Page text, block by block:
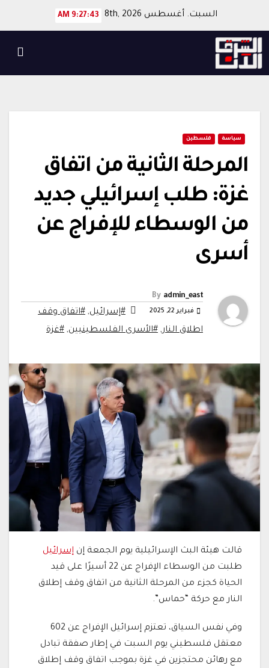
content
السبت. أغسطس 8th, 2026 9:27:43 AM
سياسة فلسطين
المرحلة الثانية من اتفاق
غزة: طلب إسرائيلي جديد
من الوسطاء للإفراج عن
أسرى
By admin_east
فبراير 22, 2025 #إسرائيل, #اتفاق وقف
اطلاق النار, #الأسرى الفلسطينيين, #غزة
قالت هيئة البث الإسرائيلية يوم الجمعة إن إسرائيل
طلبت من الوسطاء الإفراج عن 22 أسيرًا على قيد
الحياة كجزء من المرحلة الثانية من اتفاق وقف إطلاق
النار مع حركة “حماس”.
وفي نفس السياق، تعتزم إسرائيل الإفراج عن 602
معتقل فلسطيني يوم السبت في إطار صفقة تبادل
مع رهائن محتجزين في غزة بموجب اتفاق وقف إطلاق